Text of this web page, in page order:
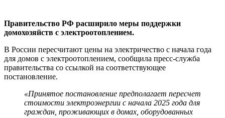
Правительство РФ расширило меры поддержки
домохозяйств с электроотоплением.
В России пересчитают цены на электричество с начала года
для домов с электроотоплением, сообщила пресс-служба
правительства со ссылкой на соответствующее
постановление.
«Принятое постановление предполагает пересчет
стоимости электроэнергии с начала 2025 года для
граждан, проживающих в домах, оборудованных